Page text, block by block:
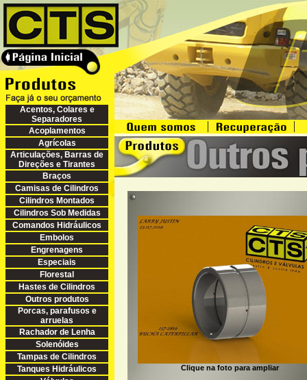
Acentos, Colares e
Separadores
Acoplamentos
Agrícolas
Articulações, Barras de
Direções e Tirantes
Braços
Camisas de Cilindros
Cilindros Montados
Cilindros Sob Medidas
Comandos Hidráulicos
Embolos
Engrenagens
Especiais
Florestal
Hastes de Cilindros
Outros produtos
Porcas, parafusos e
arruelas
Rachador de Lenha
Solenóides
Tampas de Cilindros
Tanques Hidráulicos
Clique na foto para ampliar